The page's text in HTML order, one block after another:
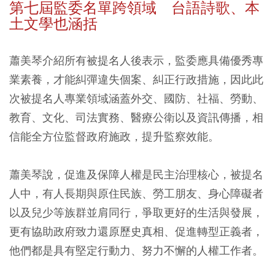
第七屆監委名單跨領域 台語詩歌、本
土文學也涵括
蕭美琴介紹所有被提名人後表示，監委應具備優秀專
業素養，才能糾彈違失個案、糾正行政措施，因此此
次被提名人專業領域涵蓋外交、國防、社福、勞動、
教育、文化、司法實務、醫療公衛以及資訊傳播，相
信能全方位監督政府施政，提升監察效能。
蕭美琴說，促進及保障人權是民主治理核心，被提名
人中，有人長期與原住民族、勞工朋友、身心障礙者
以及兒少等族群並肩同行，爭取更好的生活與發展，
更有協助政府致力還原歷史真相、促進轉型正義者，
他們都是具有堅定行動力、努力不懈的人權工作者。